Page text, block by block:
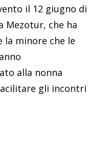
il 12 giugno di
Mezotur, che ha
minore che le
alla nonna
gli incontri